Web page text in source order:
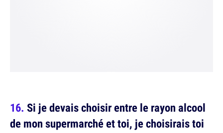
Si je devais choisir entre le rayon alcool
de mon supermarché et toi, je choisirais toi